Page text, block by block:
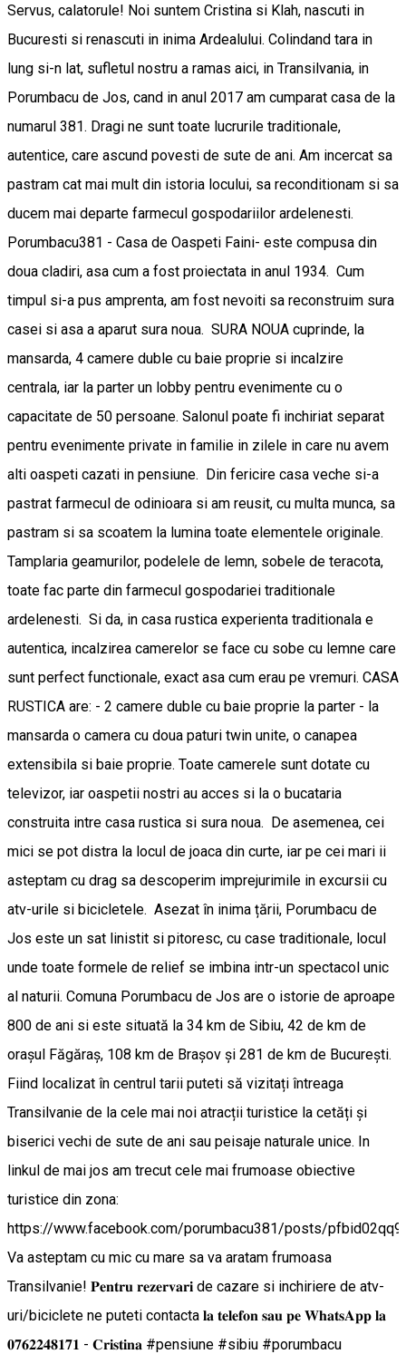
Servus, calatorule! Noi suntem Cristina si Klah, nascuti in
Bucuresti si renascuti in inima Ardealului. Colindand tara in
lung si-n lat, sufletul nostru a ramas aici, in Transilvania, in
Porumbacu de Jos, cand in anul 2017 am cumparat casa de la
numarul 381. Dragi ne sunt toate lucrurile traditionale,
autentice, care ascund povesti de sute de ani. Am incercat sa
pastram cat mai mult din istoria locului, sa reconditionam si sa
ducem mai departe farmecul gospodariilor ardelenesti.
Porumbacu381 - Casa de Oaspeti Faini- este compusa din
doua cladiri, asa cum a fost proiectata in anul 1934. Cum
timpul si-a pus amprenta, am fost nevoiti sa reconstruim sura
casei si asa a aparut sura noua. SURA NOUA cuprinde, la
mansarda, 4 camere duble cu baie proprie si incalzire
centrala, iar la parter un lobby pentru evenimente cu o
capacitate de 50 persoane. Salonul poate fi inchiriat separat
pentru evenimente private in familie in zilele in care nu avem
alti oaspeti cazati in pensiune. Din fericire casa veche si-a
pastrat farmecul de odinioara si am reusit, cu multa munca, sa
pastram si sa scoatem la lumina toate elementele originale.
Tamplaria geamurilor, podelele de lemn, sobele de teracota,
toate fac parte din farmecul gospodariei traditionale
ardelenesti. Si da, in casa rustica experienta traditionala e
autentica, incalzirea camerelor se face cu sobe cu lemne care
sunt perfect functionale, exact asa cum erau pe vremuri. CASA
RUSTICA are: - 2 camere duble cu baie proprie la parter - la
mansarda o camera cu doua paturi twin unite, o canapea
extensibila si baie proprie. Toate camerele sunt dotate cu
televizor, iar oaspetii nostri au acces si la o bucataria
construita intre casa rustica si sura noua. De asemenea, cei
mici se pot distra la locul de joaca din curte, iar pe cei mari ii
asteptam cu drag sa descoperim imprejurimile in excursii cu
atv-urile si bicicletele. Asezat în inima țării, Porumbacu de
Jos este un sat linistit si pitoresc, cu case traditionale, locul
unde toate formele de relief se imbina intr-un spectacol unic
al naturii. Comuna Porumbacu de Jos are o istorie de aproape
800 de ani si este situată la 34 km de Sibiu, 42 de km de
orașul Făgăraș, 108 km de Brașov și 281 de km de București.
Fiind localizat în centrul tarii puteti să vizitați întreaga
Transilvanie de la cele mai noi atracții turistice la cetăți și
biserici vechi de sute de ani sau peisaje naturale unice. In
linkul de mai jos am trecut cele mai frumoase obiective
turistice din zona:
https://www.facebook.com/porumbacu381/posts/
Va asteptam cu mic cu mare sa va aratam frumoasa
Transilvanie! 𝐏𝐞𝐧𝐭𝐫𝐮 𝐫𝐞𝐳𝐞𝐫𝐯𝐚𝐫𝐢 de cazare si inchiriere de atv-
uri/biciclete ne puteti contacta 𝐥𝐚 𝐭𝐞𝐥𝐞𝐟𝐨𝐧 𝐬𝐚𝐮 𝐩𝐞 𝐖𝐡𝐚𝐭𝐬𝐀𝐩𝐩 𝐥𝐚
𝟎𝟕𝟔𝟐𝟐𝟒𝟖𝟏𝟕𝟏 - 𝐂𝐫𝐢𝐬𝐭𝐢𝐧𝐚 #pensiune #sibiu #porumbacu